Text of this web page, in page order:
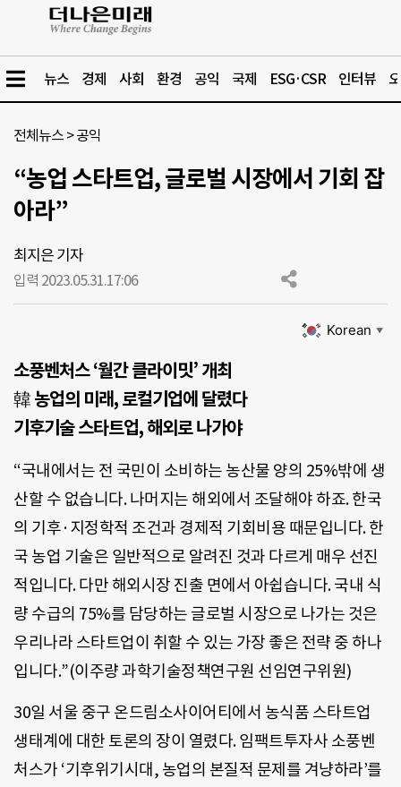
뉴스 경제 사회 환경 공익 국제 ESG·CSR 인터뷰
전체뉴스 >공익
“농업 스타트업, 글로벌 시장에서 기회 잡
아라”
최지은 기자
입력 2023.05.31.17:06
Korean ▼
소풍벤처스 ‘월간 클라이밋’ 개최
韓 농업의 미래, 로컬기업에 달렸다
기후기술 스타트업, 해외로 나가야
“국내에서는 전 국민이 소비하는 농산물 양의 25%밖에 생
산할 수 없습니다. 나머지는 해외에서 조달해야 하죠. 한국
의 기후·지정학적 조건과 경제적 기회비용 때문입니다. 한
국 농업 기술은 일반적으로 알려진 것과 다르게 매우 선진
적입니다. 다만 해외시장 진출 면에서 아쉽습니다. 국내 식
량 수급의 75%를 담당하는 글로벌 시장으로 나가는 것은
우리나라 스타트업이 취할 수 있는 가장 좋은 전략 중 하나
입니다.”(이주량 과학기술정책연구원 선임연구위원)
30일 서울 중구 온드림소사이어티에서 농식품 스타트업
생태계에 대한 토론의 장이 열렸다. 임팩트투자사 소풍벤
처스가 ‘기후위기시대, 농업의 본질적 문제를 겨냥하라’를